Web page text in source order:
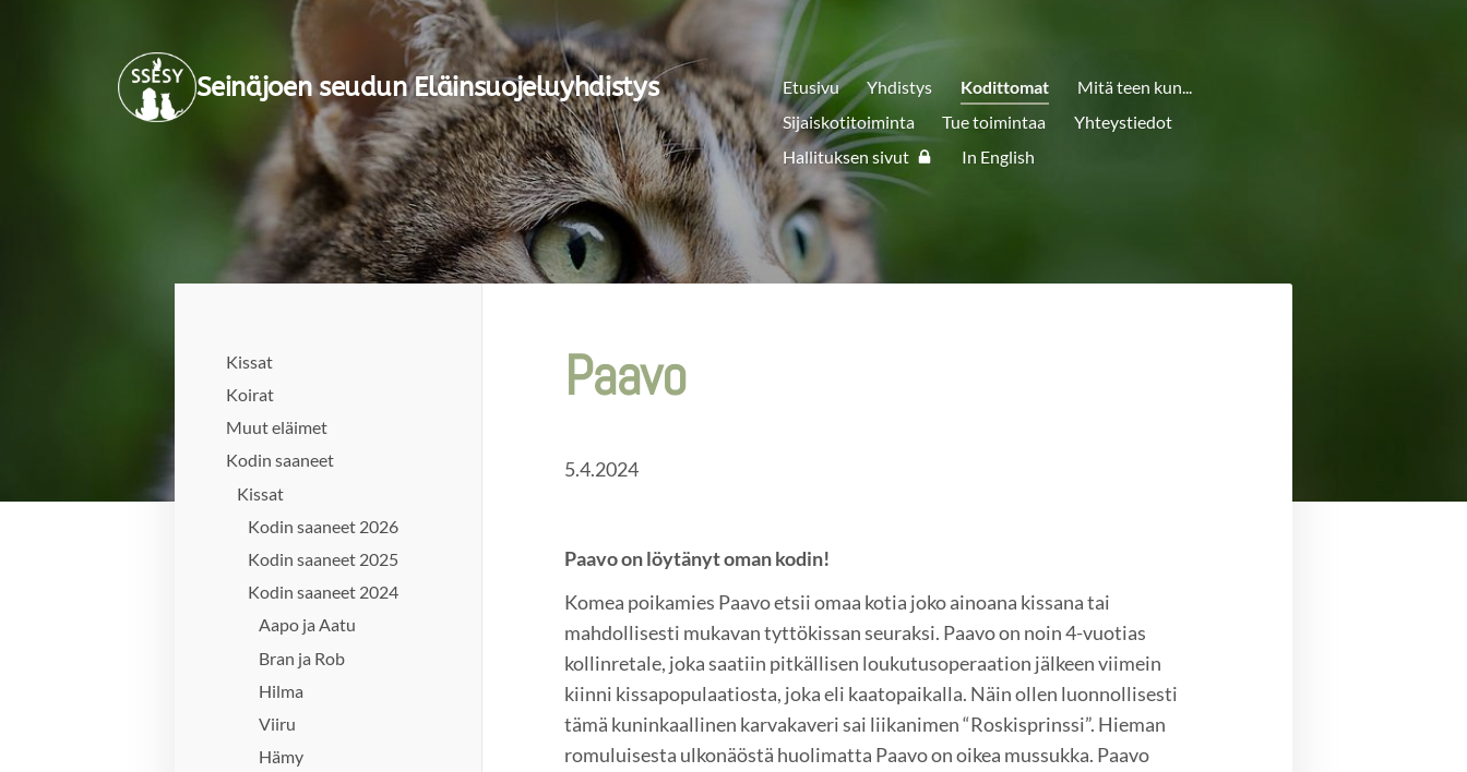
Seinäjoen seudun Eläinsuojeluyhdistys Etusivu Yhdistys Kodittomat
Mitä teen kun...
Sijaiskotitoiminta
Tue toimintaa
Yhteystiedot
Hallituksen sivut
In English
Kissat
Koirat
Muut eläimet
Kodin saaneet
Kissat
Kodin saaneet 2026
Kodin saaneet 2025
Kodin saaneet 2024
Aapo ja Aatu
Bran ja Rob
Hilma
Viiru
Hämy
Paavo
5.4.2024
Paavo on löytänyt oman kodin!
Komea poikamies Paavo etsii omaa kotia joko ainoana kissana tai
mahdollisesti mukavan tyttökissan seuraksi. Paavo on noin 4-vuotias
kollinretale, joka saatiin pitkällisen loukutusoperaation jälkeen viimein
kiinni kissapopulaatiosta, joka eli kaatopaikalla. Näin ollen luonnollisesti
tämä kuninkaallinen karvakaveri sai liikanimen “Roskisprinssi”. Hieman
romuluisesta ulkonäöstä huolimatta Paavo on oikea mussukka. Paavo